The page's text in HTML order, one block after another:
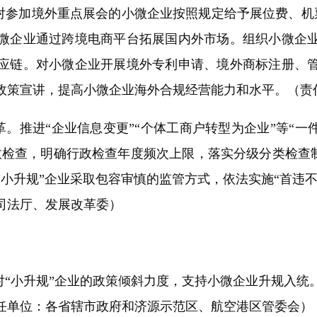
境外重点展会的小微企业按照规定给予展位费、机
企业通过跨境电商平台拓展国内外市场。组织小微企
链。对小微企业开展境外专利申请、境外商标注册、
宣讲，提高小微企业海外合规经营能力和水平。（
进“企业信息变更”“个体工商户转型为企业”等“一
查，明确行政检查年度频次上限，落实分级分类检查
升规”企业采取包容审慎的监管方式，依法实施“首违
厅、发展改革委）
规”企业的政策倾斜力度，支持小微企业升规入统
位：各省辖市政府和济源示范区、航空港区管委会）